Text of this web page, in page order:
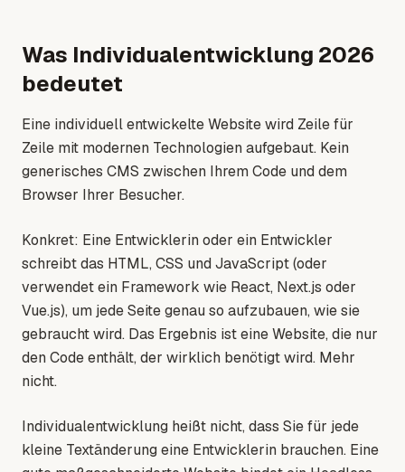
Was Individualentwicklung 2026
bedeutet
Eine individuell entwickelte Website wird Zeile für
Zeile mit modernen Technologien aufgebaut. Kein
generisches CMS zwischen Ihrem Code und dem
Browser Ihrer Besucher.
Konkret: Eine Entwicklerin oder ein Entwickler
schreibt das HTML, CSS und JavaScript (oder
verwendet ein Framework wie React, Next.js oder
Vue.js), um jede Seite genau so aufzubauen, wie sie
gebraucht wird. Das Ergebnis ist eine Website, die nur
den Code enthält, der wirklich benötigt wird. Mehr
nicht.
Individualentwicklung heißt nicht, dass Sie für jede
kleine Textänderung eine Entwicklerin brauchen. Eine